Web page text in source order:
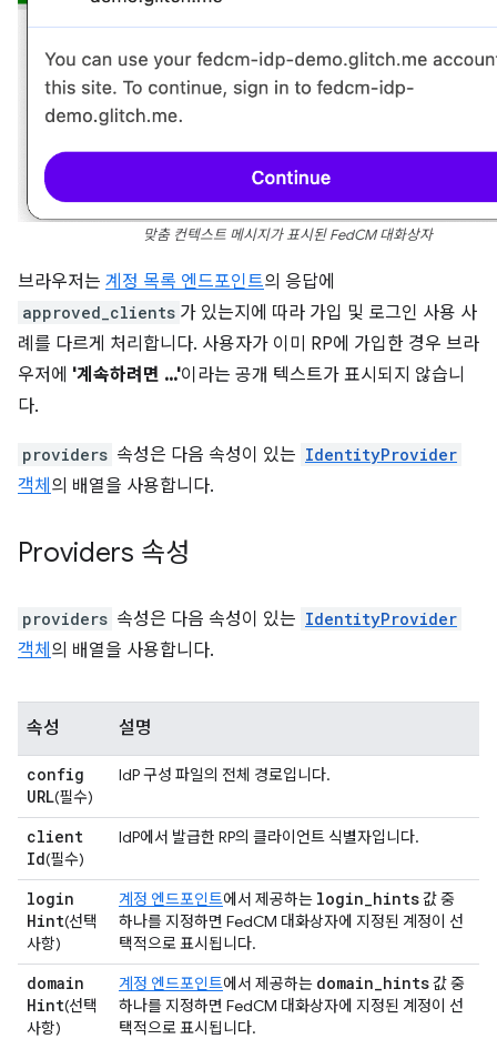
맞춤 컨텍스트 메시지가 표시된 FedCM 대화상자
브라우저는 계정 목록 엔드포인트의 응답에
approved_clients 가 있는지에 따라 가입 및 로그인 사용 사
례를 다르게 처리합니다. 사용자가 이미 RP에 가입한 경우 브라
우저에 '계속하려면 ...'이라는 공개 텍스트가 표시되지 않습니
다.
providers 속성은 다음 속성이 있는 IdentityProvider
객체 의 배열을 사용합니다.
Providers 속성
providers 속성은 다음 속성이 있는 IdentityProvider
객체 의 배열을 사용합니다.
속성 설명
config
URL(필수)
IdP 구성 파일의 전체 경로입니다.
client
Id(필수)
IdP에서 발급한 RP의 클라이언트 식별자입니다.
login
Hint(선택
사항)
계정 엔드포인트에서 제공하는 login hints값 중
하나를 지정하면 FedCM 대화상자에 지정된 계정이 선
택적으로 표시됩니다.
domain
Hint(선택
사항)
계정 엔드포인트에서 제공하는 domain hints값 중
하나를 지정하면 FedCM 대화상자에 지정된 계정이 선
택적으로 표시됩니다.